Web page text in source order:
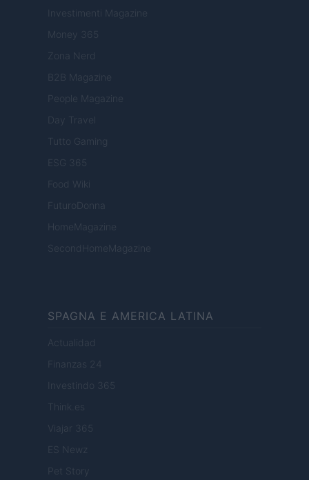
Investimenti Magazine
Money 365
Zona Nerd
B2B Magazine
People Magazine
Day Travel
Tutto Gaming
ESG 365
Food Wiki
FuturoDonna
HomeMagazine
SecondHomeMagazine
SPAGNA E AMERICA LATINA
Actualidad
Finanzas 24
Investindo 365
Think.es
Viajar 365
ES Newz
Pet Story